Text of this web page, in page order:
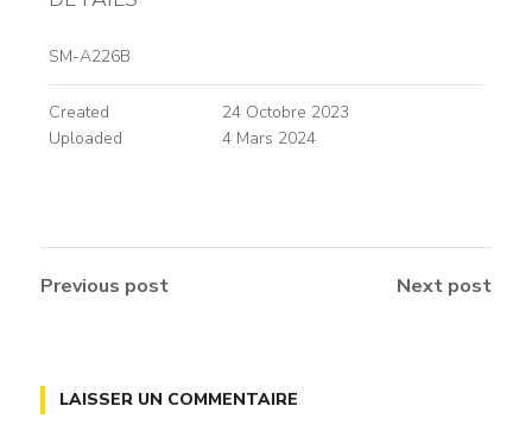
SM-A226B
Created
24 Octobre 2023
Uploaded
4 Mars 2024
Previous post Next post
LAISSER UN COMMENTAIRE